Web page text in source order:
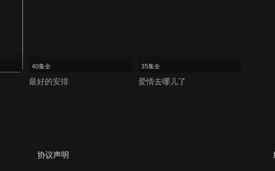
40集全
最好的安排
35集全
爱情去哪儿了
协议声明